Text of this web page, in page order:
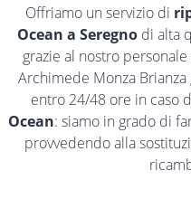
Offriamo un servizio di
Ocean a Seregnodi alta
grazie al nostro
Archimede Monza
entro 24/48 ore in caso
Ocean: siamo in grado di
provvedendo alla